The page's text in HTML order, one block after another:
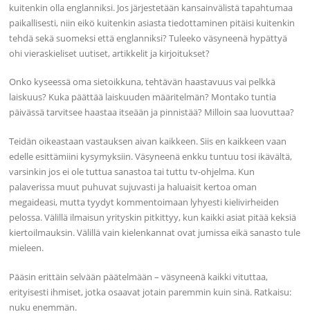
kuitenkin olla englanniksi. Jos järjestetään kansainvälistä tapahtumaa
paikallisesti, niin eikö kuitenkin asiasta tiedottaminen pitäisi kuitenkin
tehdä sekä suomeksi että englanniksi? Tuleeko väsyneenä hypättyä
ohi vieraskieliset uutiset, artikkelit ja kirjoitukset?
Onko kyseessä oma sietoikkuna, tehtävän haastavuus vai pelkkä
laiskuus? Kuka päättää laiskuuden määritelmän? Montako tuntia
päivässä tarvitsee haastaa itseään ja pinnistää? Milloin saa luovuttaa?
Teidän oikeastaan vastauksen aivan kaikkeen. Siis en kaikkeen vaan
edelle esittämiini kysymyksiin. Väsyneenä enkku tuntuu tosi ikävältä,
varsinkin jos ei ole tuttua sanastoa tai tuttu tv-ohjelma. Kun
palaverissa muut puhuvat sujuvasti ja haluaisit kertoa oman
megaideasi, mutta tyydyt kommentoimaan lyhyesti kielivirheiden
pelossa. Välillä ilmaisun yrityskin pitkittyy, kun kaikki asiat pitää keksiä
kiertoilmauksin. Välillä vain kielenkannat ovat jumissa eikä sanasto tule
mieleen.
Pääsin erittäin selvään päätelmään – väsyneenä kaikki vituttaa,
erityisesti ihmiset, jotka osaavat jotain paremmin kuin sinä. Ratkaisu:
nuku enemmän.